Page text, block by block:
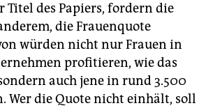
Titel des Papiers, fordern die
die Frauenquote
würden nicht nur Frauen in
profitieren, wie das
auch jene in rund 3.500
Wer die Quote nicht einhält, soll